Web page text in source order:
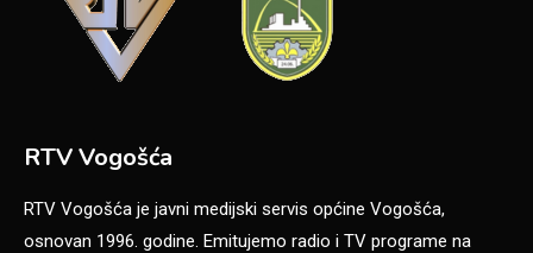
RTV Vogošća
RTV Vogošća je javni medijski servis općine Vogošća,
osnovan 1996. godine. Emitujemo radio i TV programe na